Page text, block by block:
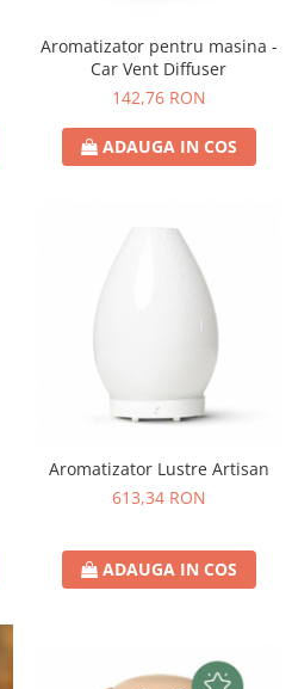
Aromatizator pentru masina -
Car Vent Diffuser
142,76 RON
ADAUGA IN COS
Aromatizator Lustre Artisan
613,34 RON
ADAUGA IN COS